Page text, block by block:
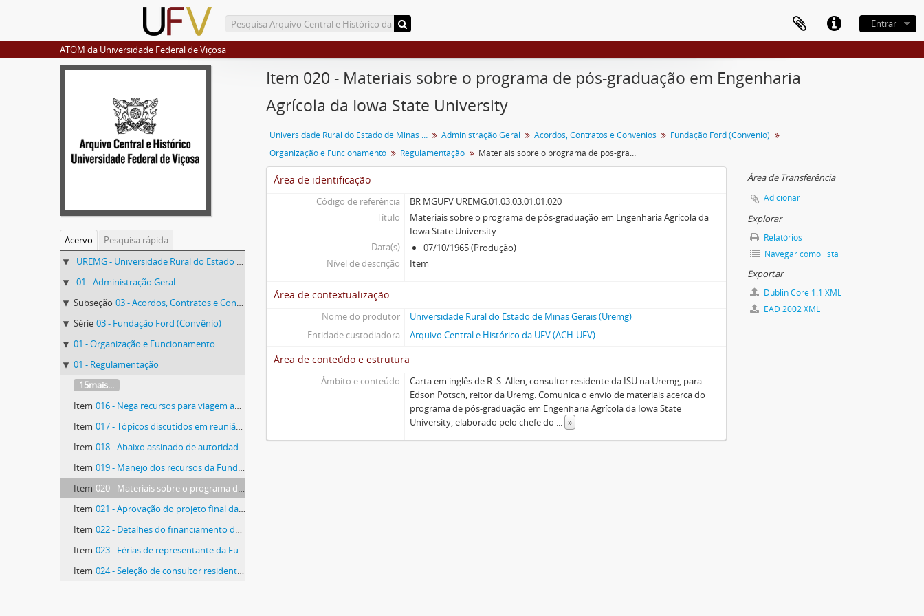
Entrar
ATOM da Universidade Federal de Viçosa
Acervo
Pesquisa rápida
UREMG - Universidade Rural do Estado de Minas Gerais
01 - Administração Geral
Subseção 03 - Acordos, Contratos e Convênios
Série 03 - Fundação Ford (Convênio)
01 - Organização e Funcionamento
01 - Regulamentação
15mais...
Item 016 - Nega recursos para viagem ao Triângulo Mineiro
Item 017 - Tópicos discutidos em reunião com a Fundação Ford
Item 018 - Abaixo assinado de autoridades de Ituiutaba
Item 019 - Manejo dos recursos da Fundação Ford
Item 020 - Materiais sobre o programa de pós-graduação em Engenharia Agrícola da Iowa State University
Item 021 - Aprovação do projeto final da Biblioteca
Item 022 - Detalhes do financiamento da Biblioteca
Item 023 - Férias de representante da Fundação Ford
Item 024 - Seleção de consultor residente da Iowa State University
Item 020 - Materiais sobre o programa de pós-graduação em Engenharia
Agrícola da Iowa State University
Universidade Rural do Estado de Minas Gerais Administração Geral Acordos, Contratos e Convênios
Fundação Ford (Convênio)
Organização e Funcionamento
Regulamentação Materiais sobre o programa de pós-graduação em Engenharia Agrícola da Iowa State University
Área de identificação
Código de referência
BR MGUFV UREMG.01.03.03.01.01.020
Título
Materiais sobre o programa de pós-graduação em Engenharia Agrícola da
Iowa State University
Data(s)
07/10/1965 (Produção)
Nível de descrição
Item
Área de contextualização
Nome do produtor
Universidade Rural do Estado de Minas Gerais (Uremg)
Entidade custodiadora
Arquivo Central e Histórico da UFV (ACH-UFV)
Área de conteúdo e estrutura
Âmbito e conteúdo
Carta em inglês de R. S. Allen, consultor residente da ISU na Uremg, para
Edson Potsch, reitor da Uremg. Comunica o envio de materiais acerca do
programa de pós-graduação em Engenharia Agrícola da Iowa State
University, elaborado pelo chefe do ... »
Área de Transferência
Adicionar
Explorar
Relatórios
Navegar como lista
Exportar
Dublin Core 1.1 XML
EAD 2002 XML